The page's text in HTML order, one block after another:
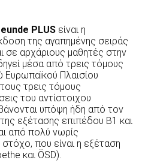
PLUS είναι η
της αγαπημένης σειράς
σε αρχάριους μαθητές στην
μέσα από τρεις τόμους
Πλαισίου
τρεις τόμους
του αντίστοιχου
υπόψη ήδη από τον
εξέτασης επιπέδου Β1 και
από πολύ νωρίς
στόχο, που είναι η εξέταση
και ÖSD).